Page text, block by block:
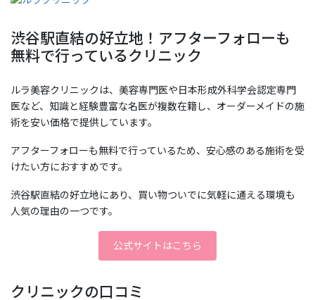
渋谷駅直結の好立地！アフターフォローも
無料で行っているクリニック
ルラ美容クリニックは、美容専門医や日本形成外科学会認定専門
医など、知識と経験豊富な名医が複数在籍し、オーダーメイドの施
術を安い価格で提供しています。
アフターフォローも無料で行っているため、安心感のある施術を受
けたい方におすすめです。
渋谷駅直結の好立地にあり、買い物ついでに気軽に通える環境も
人気の理由の一つです。
公式サイトはこちら
クリニックの口コミ